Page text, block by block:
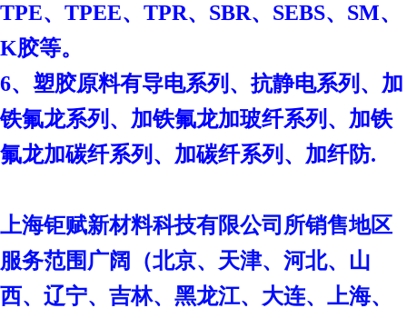
TPE、TPEE、TPR、SBR、SEBS、SM、
K胶等。
6、塑胶原料有导电系列、抗静电系列、加
铁氟龙系列、加铁氟龙加玻纤系列、加铁
氟龙加碳纤系列、加碳纤系列、加纤防.
上海钜赋新材料科技有限公司 所销售地区
服务范围广阔（北京、天津、河北、山
西、辽宁、吉林、黑龙江、大连、上海、